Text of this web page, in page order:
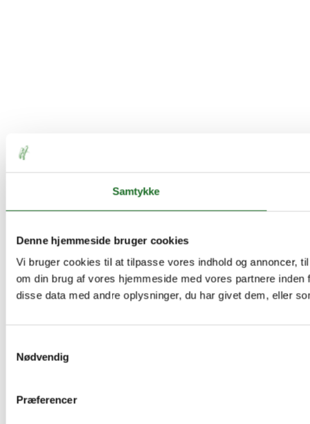
Samtykke
Denne hjemmeside bruger cookies
Vi bruger cookies til at tilpasse vores indhold og annoncer,
om din brug af vores hjemmeside med vores partnere
disse data med andre oplysninger, du har givet dem, eller
Nødvendig
Præferencer